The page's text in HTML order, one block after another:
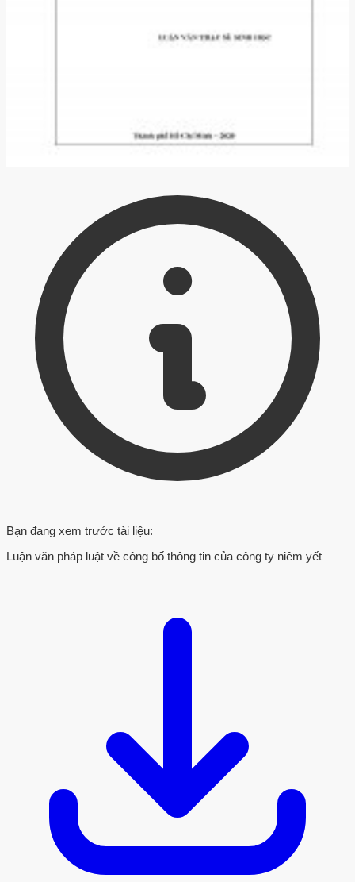
Bạn đang xem trước tài liệu:
Luận văn pháp luật về công bố thông tin của công ty niêm yết